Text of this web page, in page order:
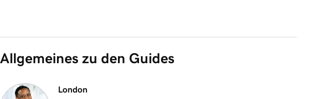
Allgemeines zu den Guides
London